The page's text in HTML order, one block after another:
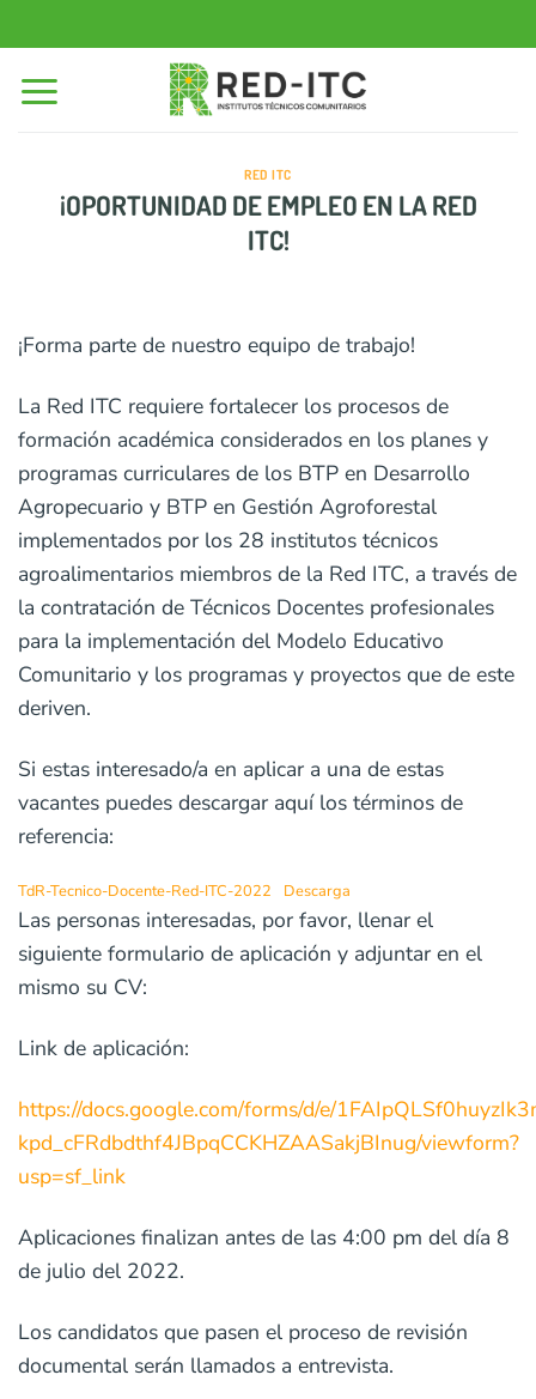
al
contenido
RED ITC
¡OPORTUNIDAD DE EMPLEO EN LA RED
ITC!
¡Forma parte de nuestro equipo de trabajo!
La Red ITC requiere fortalecer los procesos de
formación académica considerados en los planes y
programas curriculares de los BTP en Desarrollo
Agropecuario y BTP en Gestión Agroforestal
implementados por los 28 institutos técnicos
agroalimentarios miembros de la Red ITC, a través de
la contratación de Técnicos Docentes profesionales
para la implementación del Modelo Educativo
Comunitario y los programas y proyectos que de este
deriven.
Si estas interesado/a en aplicar a una de estas
vacantes puedes descargar aquí los términos de
referencia:
TdR-Tecnico-Docente-Red-ITC-2022 Descarga
Las personas interesadas, por favor, llenar el
siguiente formulario de aplicación y adjuntar en el
mismo su CV:
Link de aplicación:
https://docs.google.com/forms/d/e/
kpd_cFRdbdthf4JBpqCCKHZAASakjBInug/viewform?
usp=sf_link
Aplicaciones finalizan antes de las 4:00 pm del día 8
de julio del 2022.
Los candidatos que pasen el proceso de revisión
documental serán llamados a entrevista.